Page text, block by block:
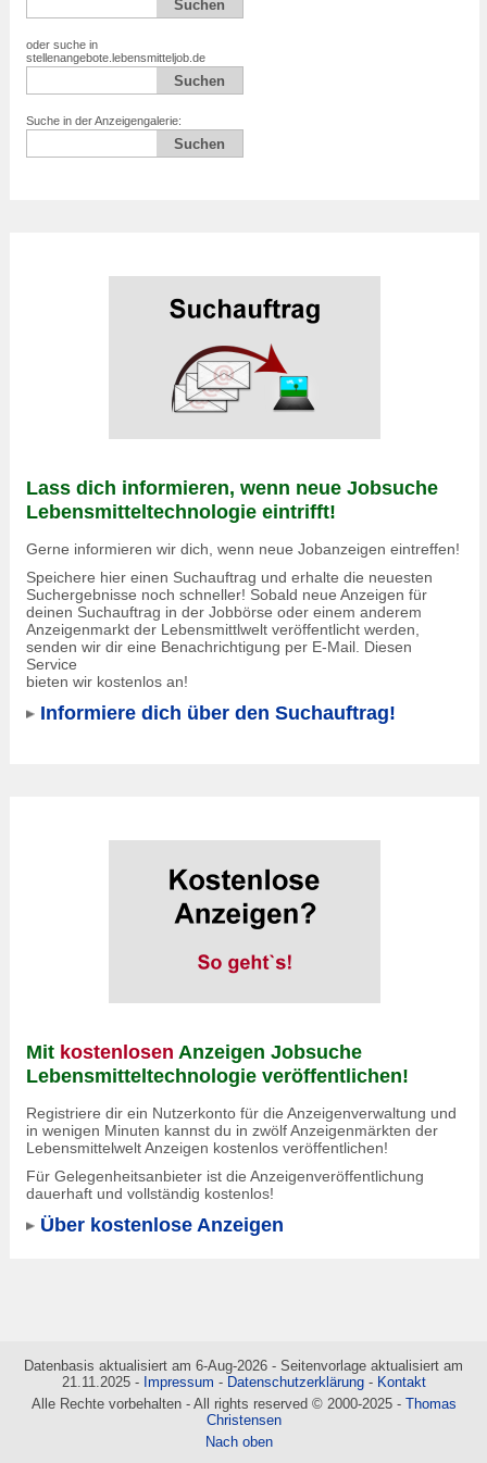
oder suche in
stellenangebote.lebensmitteljob.de
Suche in der Anzeigengalerie:
Lass dich informieren, wenn neue Jobsuche
Lebensmitteltechnologie eintrifft!
Gerne informieren wir dich, wenn neue Jobanzeigen eintreffen!
Speichere hier einen Suchauftrag und erhalte die neuesten
Suchergebnisse noch schneller! Sobald neue Anzeigen für
deinen Suchauftrag in der Jobbörse oder einem anderem
Anzeigenmarkt der Lebensmittlwelt veröffentlicht werden,
senden wir dir eine Benachrichtigung per E-Mail. Diesen
Service
bieten wir kostenlos an!
Informiere dich über den Suchauftrag!
Mit kostenlosen Anzeigen Jobsuche
Lebensmitteltechnologie veröffentlichen!
Registriere dir ein Nutzerkonto für die Anzeigenverwaltung und
in wenigen Minuten kannst du in zwölf Anzeigenmärkten der
Lebensmittelwelt Anzeigen kostenlos veröffentlichen!
Für Gelegenheitsanbieter ist die Anzeigenveröffentlichung
dauerhaft und vollständig kostenlos!
Über kostenlose Anzeigen
Datenbasis aktualisiert am 6-Aug-2026 - Seitenvorlage aktualisiert am
21.11.2025 - Impressum - Datenschutzerklärung- Kontakt
Alle Rechte vorbehalten - All rights reserved © 2000-2025 - Thomas
Christensen
Nach oben